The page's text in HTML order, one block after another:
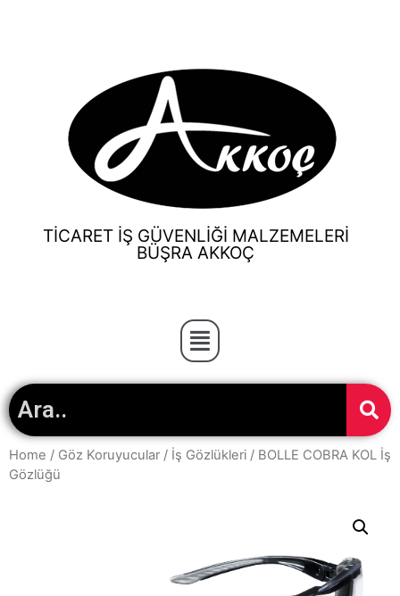
TİCARET İŞ GÜVENLİĞİ MALZEMELERİ
BÜŞRA AKKOÇ
Home / Göz Koruyucular / İş Gözlükleri / BOLLE COBRA KOL İş
Gözlüğü